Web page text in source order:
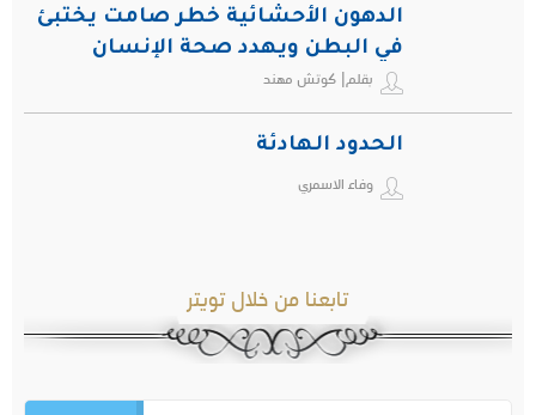
الدهون الأحشائية خطر صامت يختبئ
في البطن ويهدد صحة الإنسان
بقلم| كوتش مهند
الحدود الهادئة
وفاء الاسمري
تابعنا من خلال تويتر